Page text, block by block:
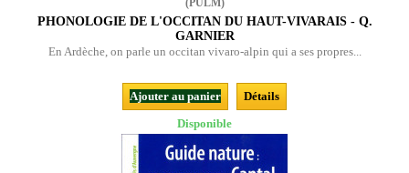
(PULM)
PHONOLOGIE DE L'OCCITAN DU HAUT-VIVARAIS - Q.
GARNIER
En Ardèche, on parle un occitan vivaro-alpin qui a ses propres...
Ajouter au panier
Détails
Disponible